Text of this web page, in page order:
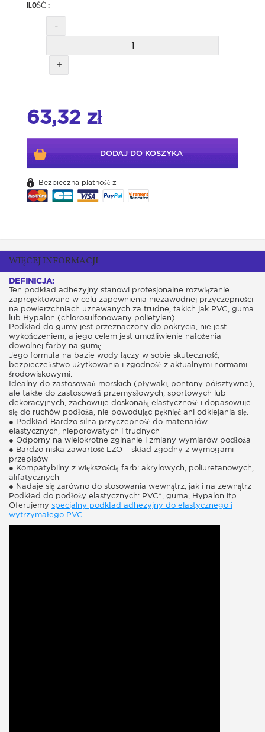
ILOŚĆ :
-
+
63,32 zł
DODAJ DO KOSZYKA
Bezpieczna płatność z
WIĘCEJ INFORMACJI
DEFINICJA:
Ten podkład adhezyjny stanowi profesjonalne rozwiązanie
zaprojektowane w celu zapewnienia niezawodnej przyczepności
na powierzchniach uznawanych za trudne, takich jak PVC, guma
lub Hypalon (chlorosulfonowany polietylen).
Podkład do gumy jest przeznaczony do pokrycia, nie jest
wykończeniem, a jego celem jest umożliwienie nałożenia
dowolnej farby na gumę.
Jego formuła na bazie wody łączy w sobie skuteczność,
bezpieczeństwo użytkowania i zgodność z aktualnymi normami
środowiskowymi.
Idealny do zastosowań morskich (pływaki, pontony półsztywne),
ale także do zastosowań przemysłowych, sportowych lub
dekoracyjnych, zachowuje doskonałą elastyczność i dopasowuje
się do ruchów podłoża, nie powodując pęknięć ani odklejania się.
● Podkład Bardzo silna przyczepność do materiałów
elastycznych, nieporowatych i trudnych
● Odporny na wielokrotne zginanie i zmiany wymiarów podłoża
● Bardzo niska zawartość LZO – skład zgodny z wymogami
przepisów
● Kompatybilny z większością farb: akrylowych, poliuretanowych,
alifatycznych
● Nadaje się zarówno do stosowania wewnątrz, jak i na zewnątrz
Podkład do podłoży elastycznych: PVC*, guma, Hypalon itp.
Oferujemy specjalny podkład adhezyjny do elastycznego i
wytrzymałego PVC